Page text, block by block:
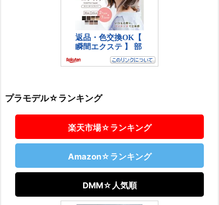
プラモデル☆ランキング
楽天市場☆ランキング
Amazon☆ランキング
DMM☆人気順